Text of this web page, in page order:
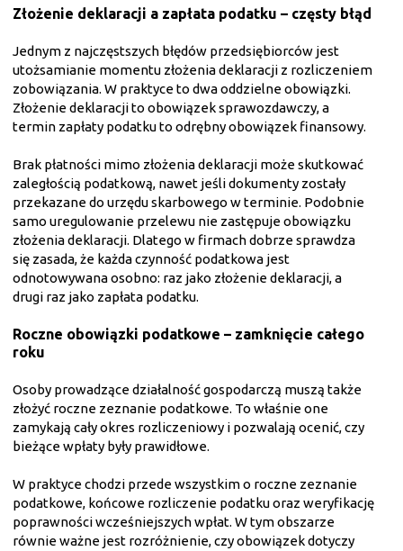
Złożenie deklaracji a zapłata podatku – częsty błąd
Jednym z najczęstszych błędów przedsiębiorców jest
utożsamianie momentu złożenia deklaracji z rozliczeniem
zobowiązania. W praktyce to dwa oddzielne obowiązki.
Złożenie deklaracji to obowiązek sprawozdawczy, a
termin zapłaty podatku to odrębny obowiązek finansowy.
Brak płatności mimo złożenia deklaracji może skutkować
zaległością podatkową, nawet jeśli dokumenty zostały
przekazane do urzędu skarbowego w terminie. Podobnie
samo uregulowanie przelewu nie zastępuje obowiązku
złożenia deklaracji. Dlatego w firmach dobrze sprawdza
się zasada, że każda czynność podatkowa jest
odnotowywana osobno: raz jako złożenie deklaracji, a
drugi raz jako zapłata podatku.
Roczne obowiązki podatkowe – zamknięcie całego
roku
Osoby prowadzące działalność gospodarczą muszą także
złożyć roczne zeznanie podatkowe. To właśnie one
zamykają cały okres rozliczeniowy i pozwalają ocenić, czy
bieżące wpłaty były prawidłowe.
W praktyce chodzi przede wszystkim o roczne zeznanie
podatkowe, końcowe rozliczenie podatku oraz weryfikację
poprawności wcześniejszych wpłat. W tym obszarze
równie ważne jest rozróżnienie, czy obowiązek dotyczy